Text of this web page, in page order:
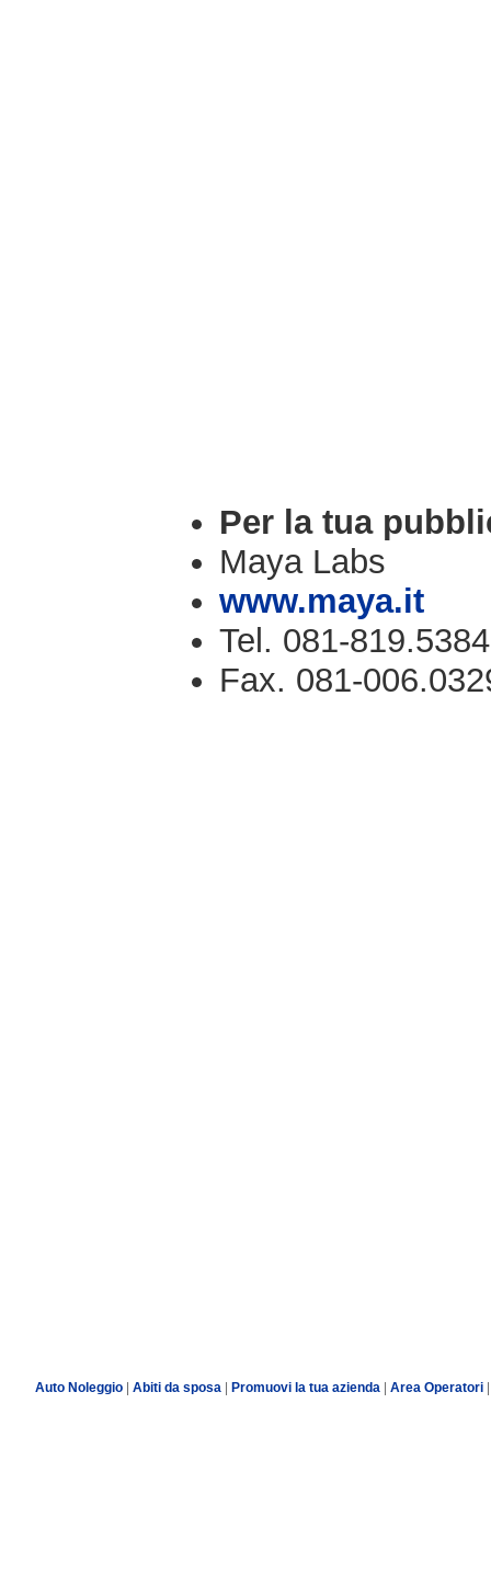
Per la tua
Maya Labs
www.maya.it
Tel. 081-819.5384
Fax. 081-
Auto Noleggio| Abiti da sposa| Promuovi la tua azienda Area Operatori